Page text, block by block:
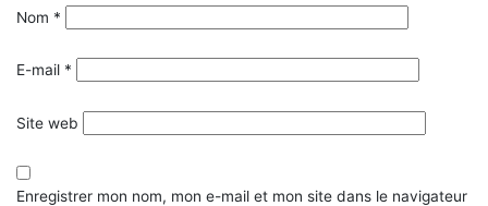
Nom *
E-mail *
Site web
Enregistrer mon nom, mon e-mail et mon site dans le navigateur